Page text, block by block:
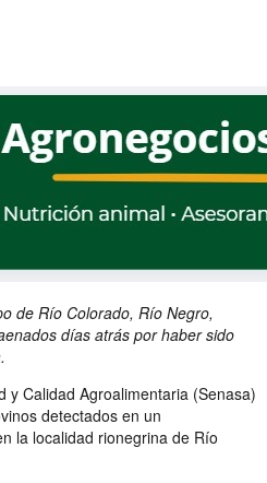
de Río Colorado, Río Negro,
días atrás por haber sido
y Calidad Agroalimentaria (Senasa)
detectados en un
la localidad rionegrina de Río